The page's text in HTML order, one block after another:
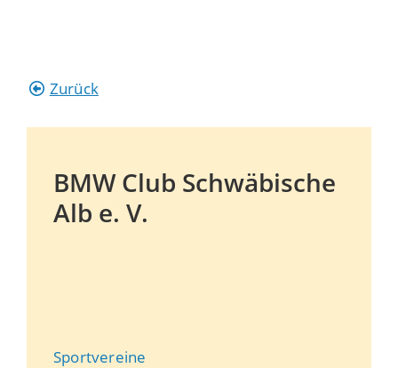
Zurück
BMW Club Schwäbische
Alb e. V.
Sportvereine